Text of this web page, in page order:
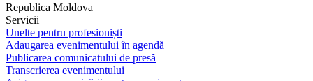
Republica Moldova
Servicii
Unelte pentru profesioniști
Adaugarea evenimentului în agendă
Publicarea comunicatului de presă
Transcrierea evenimentului